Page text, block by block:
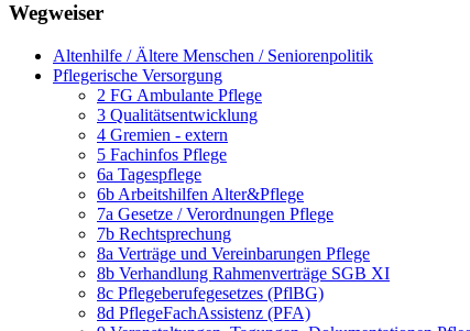
Wegweiser
Altenhilfe / Ältere Menschen / Seniorenpolitik
Pflegerische Versorgung
2 FG Ambulante Pflege
3 Qualitätsentwicklung
4 Gremien - extern
5 Fachinfos Pflege
6a Tagespflege
6b Arbeitshilfen Alter&Pflege
7a Gesetze / Verordnungen Pflege
7b Rechtsprechung
8a Verträge und Vereinbarungen Pflege
8b Verhandlung Rahmenverträge SGB XI
8c Pflegeberufegesetzes (PflBG)
8d PflegeFachAssistenz (PFA)